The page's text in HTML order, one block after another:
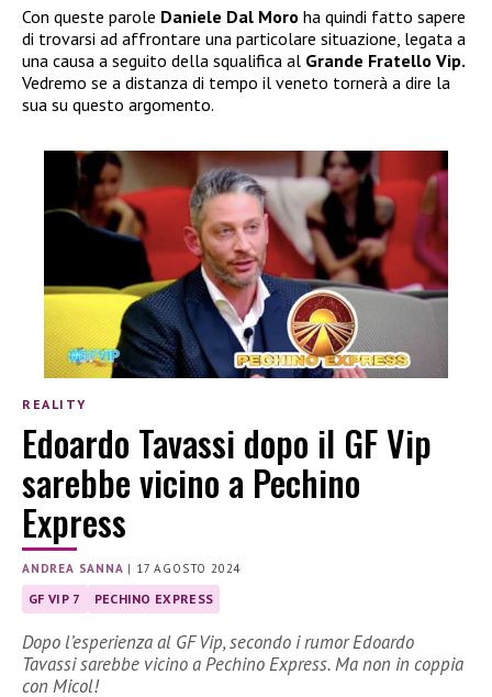
Con queste parole Daniele Dal Moro ha quindi fatto sapere
di trovarsi ad affrontare una particolare situazione, legata a
una causa a seguito della squalifica al Grande Fratello Vip.
Vedremo se a distanza di tempo il veneto tornerà a dire la
sua su questo argomento.
REALITY
Edoardo Tavassi dopo il GF Vip
sarebbe vicino a Pechino
Express
ANDREA SANNA | 17 AGOSTO 2024
GF VIP 7 PECHINO EXPRESS
Dopo l’esperienza al GF Vip, secondo i rumor Edoardo
Tavassi sarebbe vicino a Pechino Express. Ma non in coppia
con Micol!